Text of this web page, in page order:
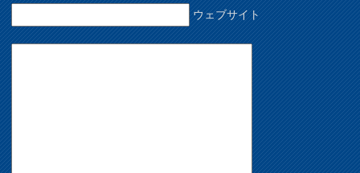
ウェブサイト